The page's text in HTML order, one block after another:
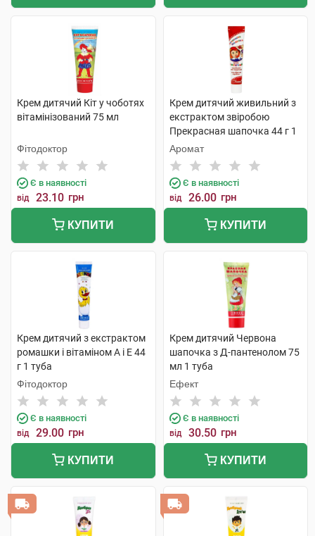
Крем дитячий Кіт у чоботях
вітамінізований 75 мл
Фітодоктор
Є в наявності
від 23.10 грн
КУПИТИ
Крем дитячий живильний з
екстрактом звіробою
Прекрасная шапочка 44 г 1
туба
Аромат
Є в наявності
від 26.00 грн
КУПИТИ
Крем дитячий з екстрактом
ромашки і вітаміном А і Е 44
г 1 туба
Фітодоктор
Є в наявності
від 29.00 грн
КУПИТИ
Крем дитячий Червона
шапочка з Д-пантенолом 75
мл 1 туба
Ефект
Є в наявності
від 30.50 грн
КУПИТИ